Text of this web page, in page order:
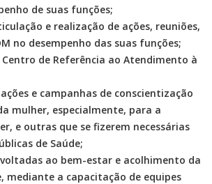
de suas funções;
e realização de ações, reuniões,
no desempenho das suas funções;
de Referência ao Atendimento à
e campanhas de conscientização
mulher, especialmente, para a
e outras que se fizerem necessárias
de Saúde;
ao bem-estar e acolhimento da
mediante a capacitação de equipes